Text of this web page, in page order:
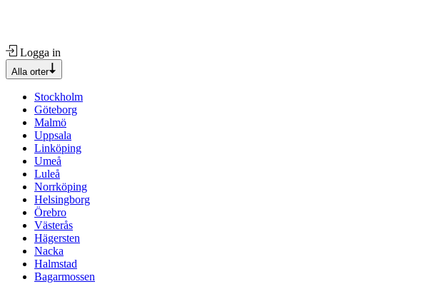
Logga in
Alla orter
Stockholm
Göteborg
Malmö
Uppsala
Linköping
Umeå
Luleå
Norrköping
Helsingborg
Örebro
Västerås
Hägersten
Nacka
Halmstad
Bagarmossen